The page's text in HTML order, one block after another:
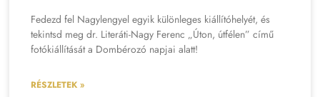
Fedezd fel Nagylengyel egyik különleges kiállítóhelyét, és
tekintsd meg dr. Literáti-Nagy Ferenc „Úton, útfélen” című
fotókiállítását a Dombérozó napjai alatt!
RÉSZLETEK »